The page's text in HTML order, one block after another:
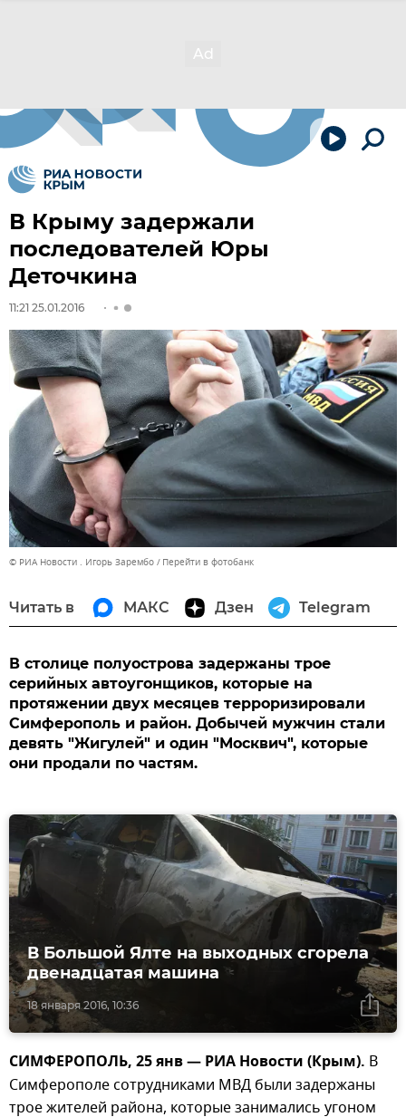
В Крыму задержали
последователей Юры
Деточкина
11:21 25.01.2016
© РИА Новости . Игорь Зарембо Перейти в фотобанк
Читать в МАКС Дзен Telegram
В столице полуострова задержаны трое
серийных автоугонщиков, которые на
протяжении двух месяцев терроризировали
Симферополь и район. Добычей мужчин стали
девять "Жигулей" и один "Москвич", которые
они продали по частям.
18 января 2016, 10:36
В Большой Ялте на выходных сгорела
двенадцатая машина
СИМФЕРОПОЛЬ, 25 янв — РИА Новости (Крым). В
Симферополе сотрудниками МВД были задержаны
трое жителей района, которые занимались угоном